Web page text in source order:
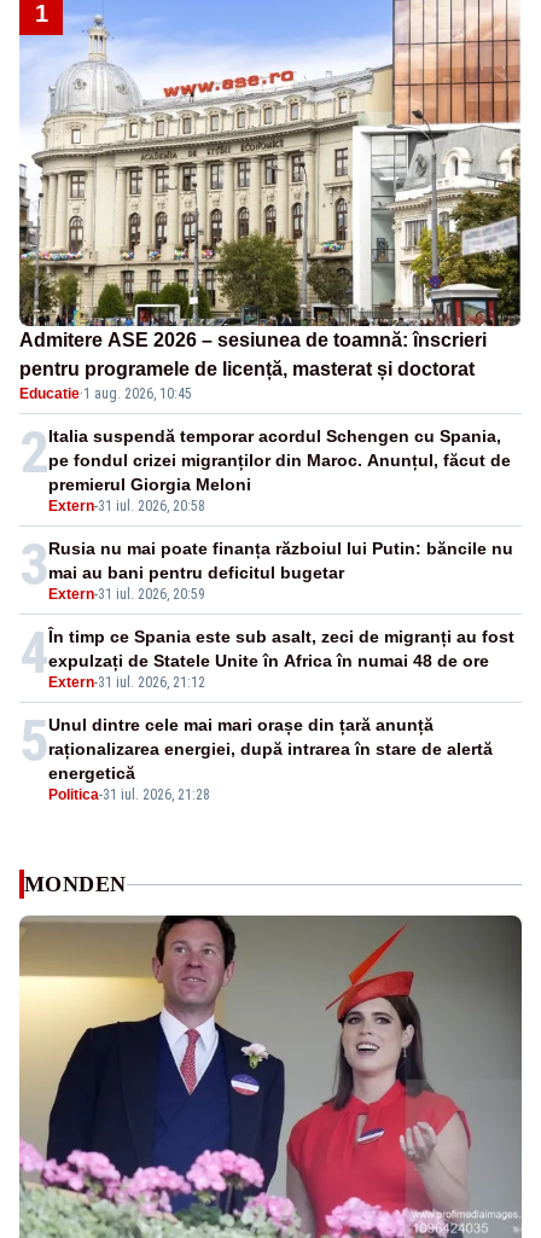
1
Admitere ASE 2026 – sesiunea de toamnă: înscrieri
pentru programele de licență, masterat și doctorat
Educatie·1 aug. 2026, 10:45
2
Extern-31 iul. 2026, 20:58
Italia suspendă temporar acordul Schengen cu Spania,
pe fondul crizei migranților din Maroc. Anunțul, făcut de
premierul Giorgia Meloni
3 Extern-31 iul. 2026, 20:59
Rusia nu mai poate finanța războiul lui Putin: băncile nu
mai au bani pentru deficitul bugetar
4 Extern-31 iul. 2026, 21:12
În timp ce Spania este sub asalt, zeci de migranți au fost
expulzați de Statele Unite în Africa în numai 48 de ore
5
Politica-31 iul. 2026, 21:28
Unul dintre cele mai mari orașe din țară anunță
raționalizarea energiei, după intrarea în stare de alertă
energetică
MONDEN